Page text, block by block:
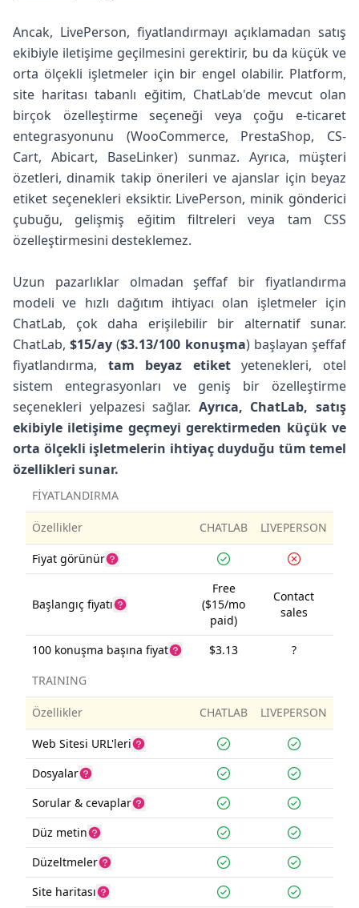
Ancak, LivePerson, fiyatlandırmayı açıklamadan satış
ekibiyle iletişime geçilmesini gerektirir, bu da küçük ve
orta ölçekli işletmeler için bir engel olabilir. Platform,
site haritası tabanlı eğitim, ChatLab'de mevcut olan
birçok özelleştirme seçeneği veya çoğu e-ticaret
entegrasyonunu (WooCommerce, PrestaShop, CS-
Cart, Abicart, BaseLinker) sunmaz. Ayrıca, müşteri
özetleri, dinamik takip önerileri ve ajanslar için beyaz
etiket seçenekleri eksiktir. LivePerson, minik gönderici
çubuğu, gelişmiş eğitim filtreleri veya tam CSS
özelleştirmesini desteklemez.
Uzun pazarlıklar olmadan şeffaf bir fiyatlandırma
modeli ve hızlı dağıtım ihtiyacı olan işletmeler için
ChatLab, çok daha erişilebilir bir alternatif sunar.
ChatLab,$15/ay ($3.13/100 konuşma) başlayan şeffaf
fiyatlandırma, tam beyaz etiketyetenekleri, otel
sistem entegrasyonları ve geniş bir özelleştirme
seçenekleri yelpazesi sağlar. Ayrıca, ChatLab, satış
ekibiyle iletişime geçmeyi gerektirmeden küçük ve
orta ölçekli işletmelerin ihtiyaç duyduğu tüm temel
özellikleri sunar.
FİYATLANDIRMA
Özellikler CHATLAB LIVEPERSON
Fiyat görünür
Başlangıç fiyatı
Free
($15/mo
paid)
Contact
sales
100 konuşma başına fiyat $3.13
?
TRAINING
Özellikler CHATLAB LIVEPERSON
Web Sitesi URL'leri
Dosyalar
Sorular & cevaplar
Düz metin
Düzeltmeler
Site haritası